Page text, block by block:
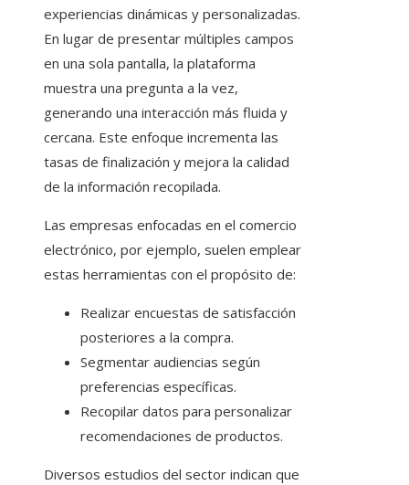
experiencias dinámicas y personalizadas.
En lugar de presentar múltiples campos
en una sola pantalla, la plataforma
muestra una pregunta a la vez,
generando una interacción más fluida y
cercana. Este enfoque incrementa las
tasas de finalización y mejora la calidad
de la información recopilada.
Las empresas enfocadas en el comercio
electrónico, por ejemplo, suelen emplear
estas herramientas con el propósito de:
Realizar encuestas de satisfacción
posteriores a la compra.
Segmentar audiencias según
preferencias específicas.
Recopilar datos para personalizar
recomendaciones de productos.
Diversos estudios del sector indican que